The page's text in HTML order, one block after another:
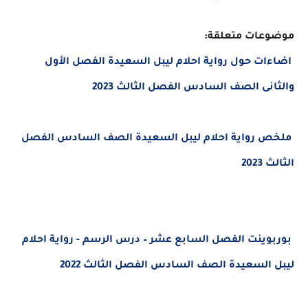
موضوعات متعلقة:
اضاءات حول رواية احلام ليبل السعيدة الفصل الأول
والثانى الصف السادس الفصل الثالث 2023
ملخص رواية احلام ليبل السعيدة الصف السادس الفصل
الثالث 2023
بوربوينت الفصل السابع عشر – درس الرسم - رواية احلام
ليبل السعيدة الصف السادس الفصل الثالث 2022